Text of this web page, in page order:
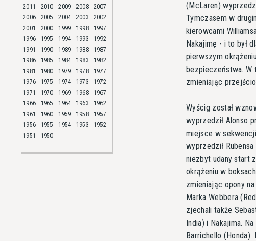
2011
2010 2009 2008
2007
2006
2005 2004 2003
2002
2001
2000 1999 1998
1997
1996
1995 1994 1993
1992
1991
1990 1989 1988
1987
1986
1985 1984 1983
1982
1981
1980 1979 1978
1977
1976
1975 1974 1973
1972
1971
1970 1969 1968
1967
1966
1965 1964 1963
1962
1961
1960 1959 1958
1957
1956
1955 1954 1953
1952
1951
1950
(McLaren)
Tymczasem w
kierowcami
Nakajimę - i to był
pierwszym
bezpieczeństwa. W
zmieniając
Wyścig został
wyprzedził Alonso
miejsce w
wyprzedził
niezbyt udany start
okrążeniu w
zmieniając opony
Marka Webbera
zjechali także
India) i Nakajima.
Barrichello